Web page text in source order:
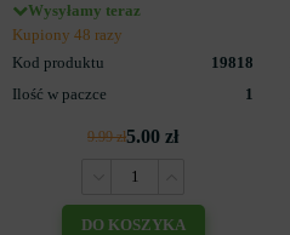
Wysyłamy teraz
Kupiony 48 razy
Kod produktu
19818
Ilość w paczce
1
9.99 zł5.00 zł
DO KOSZYKA